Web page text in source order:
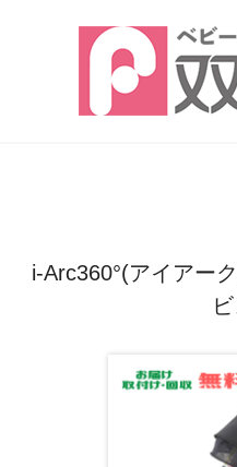
i-Arc360°(アイアー